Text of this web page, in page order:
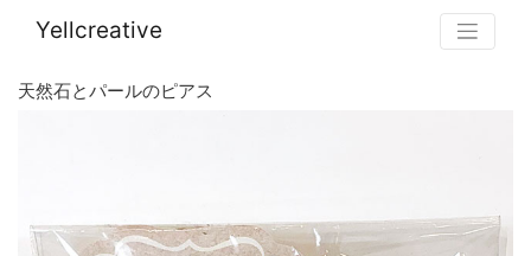
Yellcreative
天然石とパールのピアス